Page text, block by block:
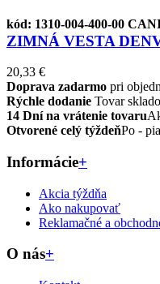
kód: 1310-004-400-00
ZIMNÁ VESTA
20,33 €
Doprava zadarmo pri
Rýchle dodanie Tovar
14 Dní na vrátenie tovaru
Otvorené celý týždeňPo -
Informácie+
Akcia týždňa
Ako nakupovať
Reklamačné a
O nás+